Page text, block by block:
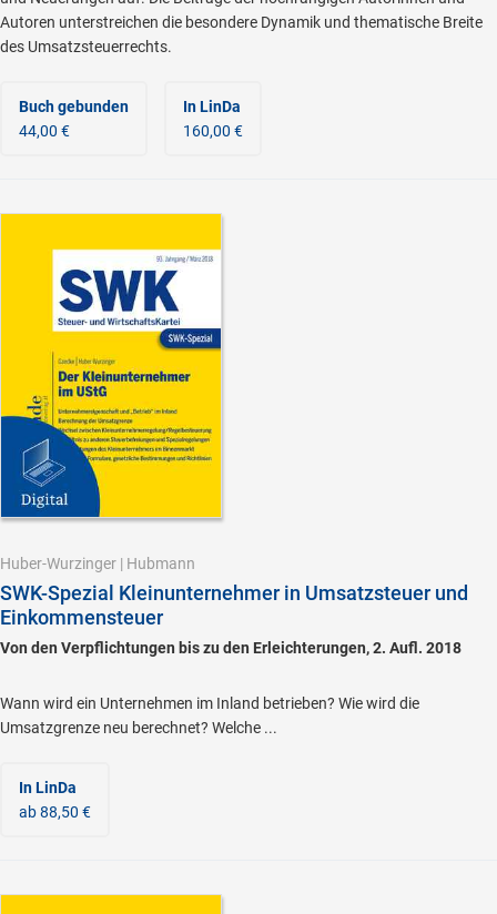
Autoren unterstreichen die besondere Dynamik und thematische Breite
des Umsatzsteuerrechts.
Buch gebunden
44,00 €
In LinDa
160,00 €
Huber-Wurzinger | Hubmann
SWK-Spezial Kleinunternehmer in Umsatzsteuer und
Einkommensteuer
Von den Verpflichtungen bis zu den Erleichterungen, 2. Aufl. 2018
Wann wird ein Unternehmen im Inland betrieben? Wie wird die
Umsatzgrenze neu berechnet? Welche ...
In LinDa
ab 88,50 €